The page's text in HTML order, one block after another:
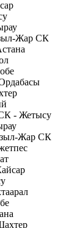
Жар СК
- Жетысу
Жар СК